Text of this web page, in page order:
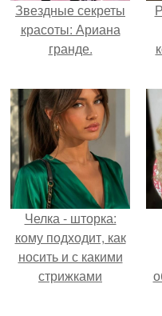
Звездные секреты
красоты: Ариана
гранде.
Челка - шторка:
кому подходит, как
носить и с какими
стрижками